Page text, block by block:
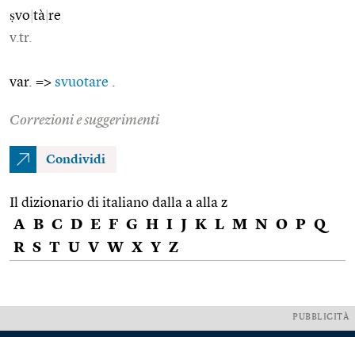
ṣvo tà re
v.tr.
var. => svuotare
Correzioni e suggerimenti
Condividi
Il dizionario di italiano dalla a alla z
A B C D E F G H I J K L M N O P Q
R S T U V W X Y Z
PUBBLICITÀ